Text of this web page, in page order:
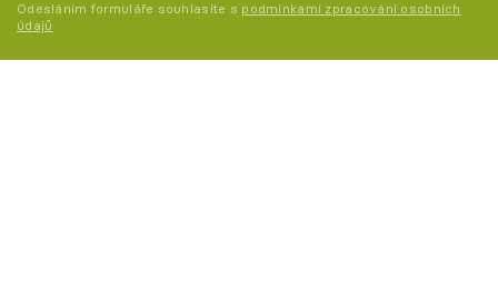
Odesláním formuláře souhlasíte s podmínkami zpracování osobních
údajů